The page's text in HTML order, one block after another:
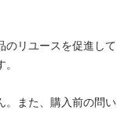
のリユースを促進して
。また、購入前の問い